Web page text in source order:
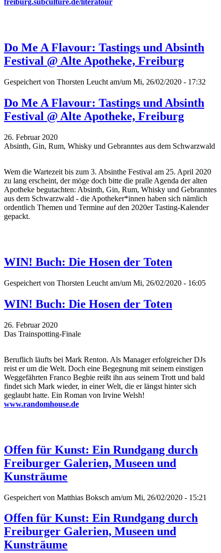
freiburg.subculture.de/literatour
Do Me A Flavour: Tastings und Absinth
Festival @ Alte Apotheke, Freiburg
Gespeichert von Thorsten Leucht am/um Mi, 26/02/2020 - 17:32
Do Me A Flavour: Tastings und Absinth
Festival @ Alte Apotheke, Freiburg
26. Februar 2020
Absinth, Gin, Rum, Whisky und Gebranntes aus dem Schwarzwald
Wem die Wartezeit bis zum 3. Absinthe Festival am 25. April 2020
zu lang erscheint, der möge doch bitte die pralle Agenda der alten
Apotheke begutachten: Absinth, Gin, Rum, Whisky und Gebranntes
aus dem Schwarzwald - die Apotheker*innen haben sich nämlich
ordentlich Themen und Termine auf den 2020er Tasting-Kalender
gepackt.
WIN! Buch: Die Hosen der Toten
Gespeichert von Thorsten Leucht am/um Mi, 26/02/2020 - 16:05
WIN! Buch: Die Hosen der Toten
26. Februar 2020
Das Trainspotting-Finale
Beruflich läufts bei Mark Renton. Als Manager erfolgreicher DJs
reist er um die Welt. Doch eine Begegnung mit seinem einstigen
Weggefährten Franco Begbie reißt ihn aus seinem Trott und bald
findet sich Mark wieder, in einer Welt, die er längst hinter sich
geglaubt hatte. Ein Roman von Irvine Welsh!
www.randomhouse.de
Offen für Kunst: Ein Rundgang durch
Freiburger Galerien, Museen und
Kunsträume
Gespeichert von Matthias Boksch am/um Mi, 26/02/2020 - 15:21
Offen für Kunst: Ein Rundgang durch
Freiburger Galerien, Museen und
Kunsträume